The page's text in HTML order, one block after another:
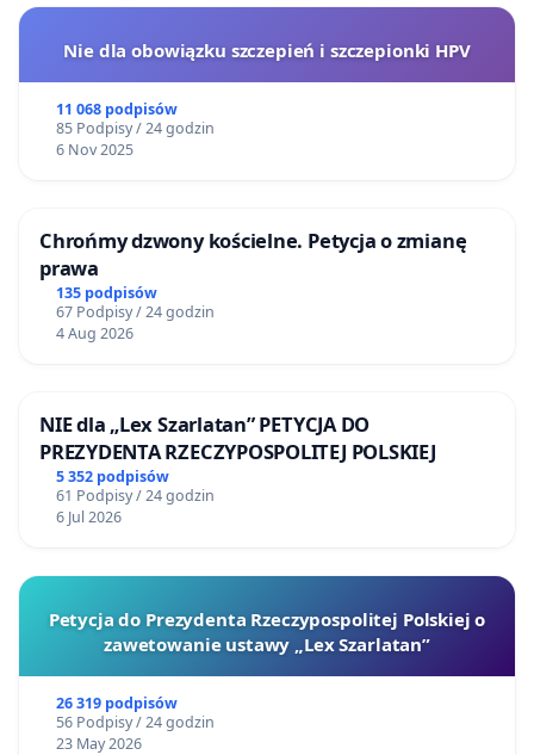
Nie dla obowiązku szczepień i szczepionki HPV
11 068 podpisów
85 Podpisy / 24 godzin
6 Nov 2025
Chrońmy dzwony kościelne. Petycja o zmianę
prawa
135 podpisów
67 Podpisy / 24 godzin
4 Aug 2026
NIE dla „Lex Szarlatan” PETYCJA DO
PREZYDENTA RZECZYPOSPOLITEJ POLSKIEJ
5 352 podpisów
61 Podpisy / 24 godzin
6 Jul 2026
Petycja do Prezydenta Rzeczypospolitej Polskiej o
zawetowanie ustawy „Lex Szarlatan”
26 319 podpisów
56 Podpisy / 24 godzin
23 May 2026